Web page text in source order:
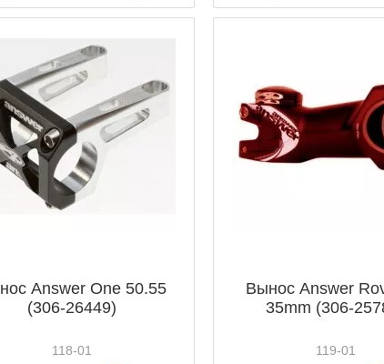
Answer One 50.55
(306-26449)
118-01
Вынос Answer
35mm (306-
119-01